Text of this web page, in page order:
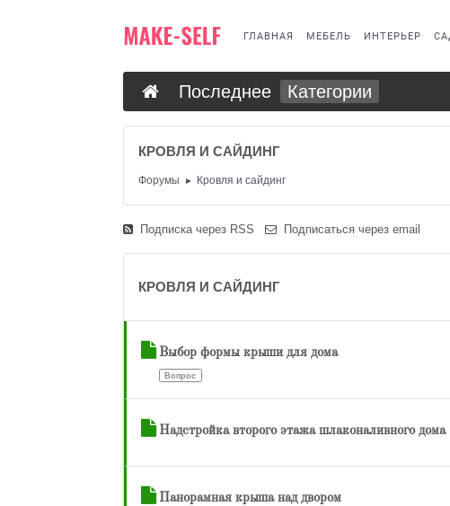
ГЛАВНАЯ МЕБЕЛЬ ИНТЕРЬЕР
Последнее Категории
КРОВЛЯ И САЙДИНГ
Форумы Кровля и сайдинг
Подписка через RSS Подписаться через email
КРОВЛЯ И САЙДИНГ
Выбор формы крыши для дома
Вопрос
Надстройка второго этажа шлаконаливного дома
Панорамная крыша над двором